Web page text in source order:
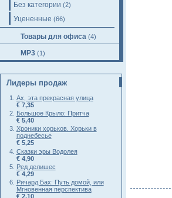
Без категории (2)
Уцененные (66)
Товары для офиса (4)
MP3 (1)
Лидеры продаж
Ах, эта прекрасная улица
€ 7,35
Большое Крыло: Притча
€ 5,40
Хроники хорьков. Хорьки в
поднебесье
€ 5,25
Сказки эры Водолея
€ 4,90
Ред делишес
€ 4,29
Ричард Бах: Путь домой, или
Мгновенная перспектива
€ 2,10